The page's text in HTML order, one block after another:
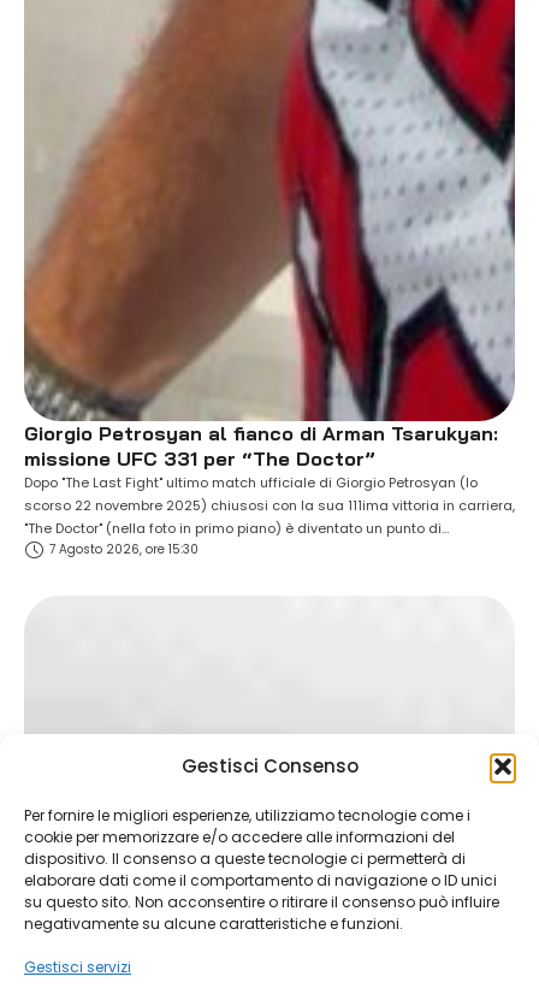
Gestisci Consenso
Per fornire le migliori esperienze, utilizziamo tecnologie come i
cookie per memorizzare e/o accedere alle informazioni del
dispositivo. Il consenso a queste tecnologie ci permetterà di
elaborare dati come il comportamento di navigazione o ID unici
su questo sito. Non acconsentire o ritirare il consenso può influire
negativamente su alcune caratteristiche e funzioni.
Gestisci servizi
Giorgio Petrosyan al fianco di Arman Tsarukyan:
missione UFC 331 per “The Doctor”
Dopo "The Last Fight" ultimo match ufficiale di Giorgio Petrosyan (lo
scorso 22 novembre 2025) chiusosi con la sua 111ima vittoria in carriera,
"The Doctor" (nella foto in primo piano) è diventato un punto di
riferimento assoluto per le giovani generazioni, oltre che per atleti "pro"
7 Agosto 2026, ore 15:30